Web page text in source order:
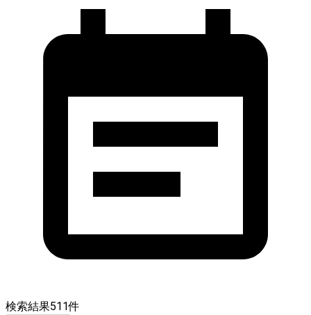
検索結果511件